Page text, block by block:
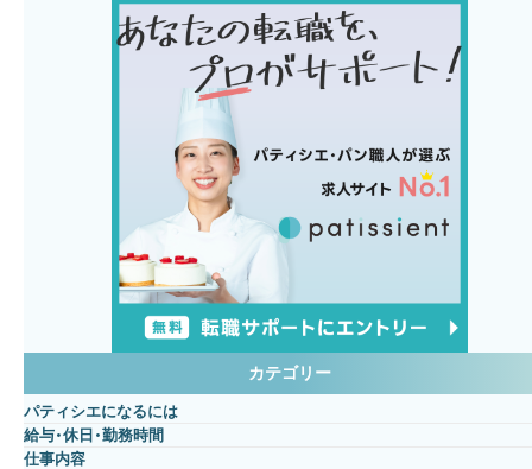
洋菓子店 洋菓子店、パティスリーなどのいわゆ
る「ケーキ屋さん」で働くことは他の業態に比べ
て経験が浅い段階から多くの種類の商品に携わ
れることが多く、より多様な経験を積むことが
できると言えます。 多…
カテゴリー
パティシエになるには
給与・休日・勤務時間
仕事内容